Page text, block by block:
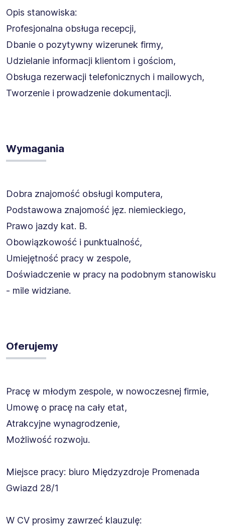
Opis stanowiska:
Profesjonalna obsługa recepcji,
Dbanie o pozytywny wizerunek firmy,
Udzielanie informacji klientom i gościom,
Obsługa rezerwacji telefonicznych i mailowych,
Tworzenie i prowadzenie dokumentacji.
Wymagania
Dobra znajomość obsługi komputera,
Podstawowa znajomość jęz. niemieckiego,
Prawo jazdy kat. B.
Obowiązkowość i punktualność,
Umiejętność pracy w zespole,
Doświadczenie w pracy na podobnym stanowisku
- mile widziane.
Oferujemy
Pracę w młodym zespole, w nowoczesnej firmie,
Umowę o pracę na cały etat,
Atrakcyjne wynagrodzenie,
Możliwość rozwoju.
Miejsce pracy: biuro Międzyzdroje Promenada
Gwiazd 28/1
W CV prosimy zawrzeć klauzulę: